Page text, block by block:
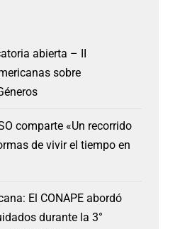
abierta – II
sobre
comparte «Un recorrido
de vivir el tiempo en
El CONAPE abordó
durante la 3°